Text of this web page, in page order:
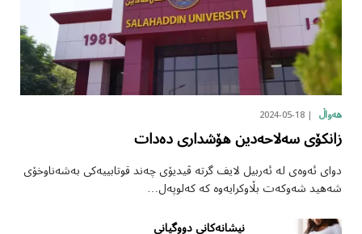
هەواڵ 2024-05-18
زانکۆی سەلاحەدین هۆشداری دەدات
دوای ئەوەی لە ئەربیل لایف گرتە ڤیدیۆی چەند قوتابییەکی بەشەناوخۆی
شەهید شەوکەت بڵاوکرایەوە کە کەلوپەل…
نیشانەکانی دووگیانی